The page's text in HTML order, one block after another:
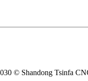
© Shandong Tsinfa